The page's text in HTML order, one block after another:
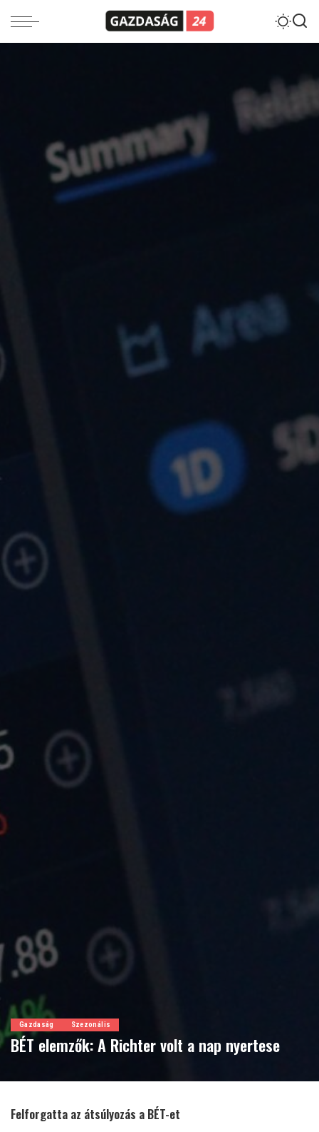
Gazdaság Szezonális
BÉT elemzők: A Richter volt a nap nyertese
Felforgatta az átsúlyozás a BÉT-et